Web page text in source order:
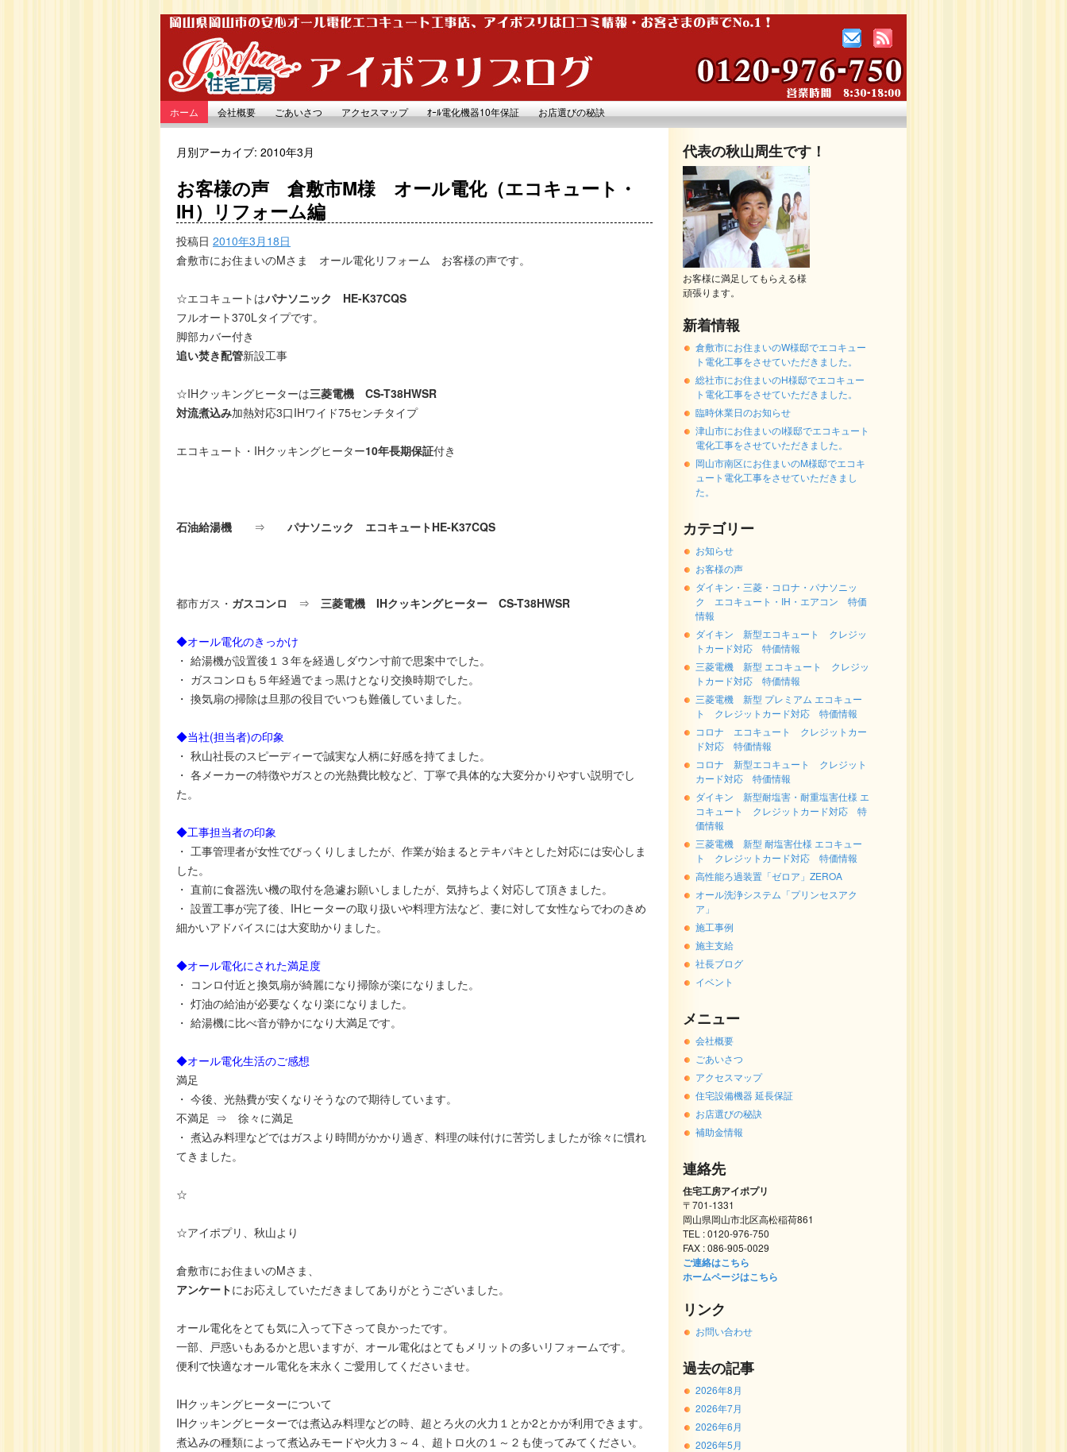
ホーム 会社概要 ごあいさつ アクセスマップ ｵｰﾙ電化機器10年保証 お店選びの秘訣
月別アーカイブ: 2010年3月
お客様の声 倉敷市M様 オール電化（エコキュート・
IH）リフォーム編
投稿日 2010年3月18日
倉敷市にお住まいのMさま オール電化リフォーム お客様の声です。
☆エコキュートはパナソニック
HE-K37CQS
フルオート370Lタイプです。
脚部カバー付き
追い焚き配管新設工事
☆IHクッキングヒーターは三菱電機
CS-T38HWSR
対流煮込み加熱対応3口IHワイド75センチタイプ
エコキュート・IHクッキングヒーター10年長期保証付き
石油給湯機 ⇒ パナソニック エコキュートHE-K37CQS
都市ガス・ ガスコンロ ⇒ 三菱電機 IHクッキングヒーター CS-T38HWSR
◆オール電化のきっかけ
・ 給湯機が設置後１３年を経過しダウン寸前で思案中でした。
・ ガスコンロも５年経過でまっ黒けとなり交換時期でした。
・ 換気扇の掃除は旦那の役目でいつも難儀していました。
◆当社(担当者)の印象
・ 秋山社長のスピーディーで誠実な人柄に好感を持てました。
・ 各メーカーの特徴やガスとの光熱費比較など、丁寧で具体的な大変分かりやすい説明でし
た。
◆工事担当者の印象
・ 工事管理者が女性でびっくりしましたが、作業が始まるとテキパキとした対応には安心しま
した。
・ 直前に食器洗い機の取付を急遽お願いしましたが、気持ちよく対応して頂きました。
・ 設置工事が完了後、IHヒーターの取り扱いや料理方法など、妻に対して女性ならでわのきめ
細かいアドバイスには大変助かりました。
◆オール電化にされた満足度
・ コンロ付近と換気扇が綺麗になり掃除が楽になりました。
・ 灯油の給油が必要なくなり楽になりました。
・ 給湯機に比べ音が静かになり大満足です。
◆オール電化生活のご感想
満足
・ 今後、光熱費が安くなりそうなので期待しています。
不満足 ⇒ 徐々に満足
・ 煮込み料理などではガスより時間がかかり過ぎ、料理の味付けに苦労しましたが徐々に慣れ
てきました。
☆
☆アイポプリ、秋山より
倉敷市にお住まいのMさま、
アンケートにお応えしていただきましてありがとうございました。
オール電化をとても気に入って下さって良かったです。
一部、戸惑いもあるかと思いますが、オール電化はとてもメリットの多いリフォームです。
便利で快適なオール電化を末永くご愛用してくださいませ。
IHクッキングヒーターについて
IHクッキングヒーターでは煮込み料理などの時、超とろ火の火力１とか2とかが利用できます。
煮込みの種類によって煮込みモードや火力３～４、超トロ火の１～２も使ってみてください。
代表の秋山周生です！
お客様に満足してもらえる様
頑張ります。
新着情報
倉敷市にお住まいのW様邸でエコキュー
ト電化工事をさせていただきました。
総社市にお住まいのH様邸でエコキュー
ト電化工事をさせていただきました。
臨時休業日のお知らせ
津山市にお住まいのI様邸でエコキュート
電化工事をさせていただきました。
岡山市南区にお住まいのM様邸でエコキ
ュート電化工事をさせていただきまし
た。
カテゴリー
お知らせ
お客様の声
ダイキン・三菱・コロナ・パナソニッ
ク エコキュート・IH・エアコン 特価
情報
ダイキン 新型エコキュート クレジッ
トカード対応 特価情報
三菱電機 新型 エコキュート クレジッ
トカード対応 特価情報
三菱電機 新型 プレミアム エコキュー
ト クレジットカード対応 特価情報
コロナ エコキュート クレジットカー
ド対応 特価情報
コロナ 新型エコキュート クレジット
カード対応 特価情報
ダイキン 新型耐塩害・耐重塩害仕様 エ
コキュート クレジットカード対応 特
価情報
三菱電機 新型 耐塩害仕様 エコキュー
ト クレジットカード対応 特価情報
高性能ろ過装置「ゼロア」ZEROA
オール洗浄システム「プリンセスアク
ア」
施工事例
施主支給
社長ブログ
イベント
メニュー
会社概要
ごあいさつ
アクセスマップ
住宅設備機器 延長保証
お店選びの秘訣
補助金情報
連絡先
住宅工房アイポプリ
〒701-1331
岡山県岡山市北区高松稲荷861
TEL : 0120-976-750
FAX : 086-905-0029
ご連絡はこちら
ホームページはこちら
リンク
お問い合わせ
過去の記事
2026年8月
2026年7月
2026年6月
2026年5月